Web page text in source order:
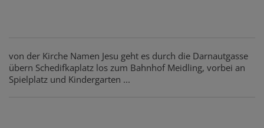
von der Kirche Namen Jesu geht es durch die Darnautgasse
übern Schedifkaplatz los zum Bahnhof Meidling, vorbei an
Spielplatz und Kindergarten ...